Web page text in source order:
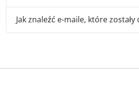
Jak znaleźć e-maile, które zostały